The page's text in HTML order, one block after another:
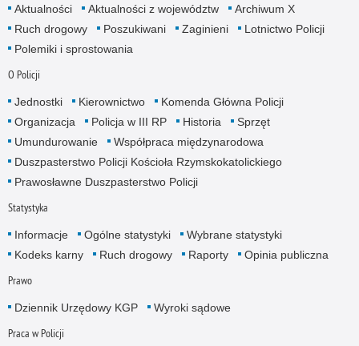
Aktualności Aktualności z województw
Archiwum X
Ruch drogowy
Poszukiwani Zaginieni
Lotnictwo Policji
Polemiki i sprostowania
O Policji
Jednostki Kierownictwo
Komenda Główna Policji
Organizacja
Policja w III RP Historia
Sprzęt
Umundurowanie
Współpraca międzynarodowa
Duszpasterstwo Policji Kościoła Rzymskokatolickiego
Prawosławne Duszpasterstwo Policji
Statystyka
Informacje Ogólne statystyki
Wybrane statystyki
Kodeks karny
Ruch drogowy Raporty Opinia publiczna
Prawo
Dziennik Urzędowy KGP Wyroki sądowe
Praca w Policji